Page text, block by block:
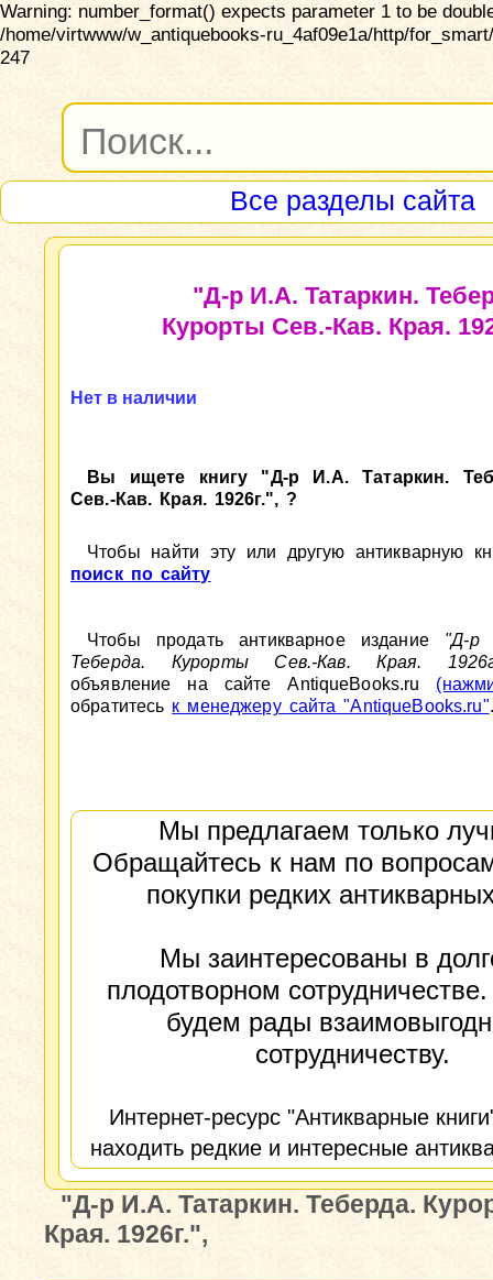
Warning: number_format() expects parameter 1 to be
/home/virtwww/w_antiquebooks-ru_4af09e1a/http/
247
Все разделы сайта
"Д-р И.А. Татаркин.
Курорты Сев.-Кав. Края.
Нет в наличии
Вы ищете книгу "Д-р И.А. Татаркин.
Сев.-Кав. Края. 1926г.", ?
Чтобы найти эту или другую антикварную
поиск по сайту
Чтобы продать антикварное издание "Д-р
Теберда. Курорты Сев.-Кав. Края.
объявление на сайте AntiqueBooks.ru
обратитесь к менеджеру сайта "AntiqueBooks.ru".
Мы предлагаем только
Обращайтесь к нам по
покупки редких
Мы заинтересованы в
плодотворном
будем рады
сотрудничеству.
Интернет-ресурс "Антикварные
находить редкие и интересные
"Д-р И.А. Татаркин. Теберда.
Края. 1926г.",